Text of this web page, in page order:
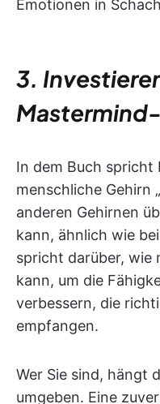
Emotionen in
3.
In dem Buch spricht
menschliche Gehirn
anderen Gehirnen
kann, ähnlich wie
spricht darüber, wie
kann, um die
verbessern, die
empfangen.
Wer Sie sind, hängt
umgeben. Eine